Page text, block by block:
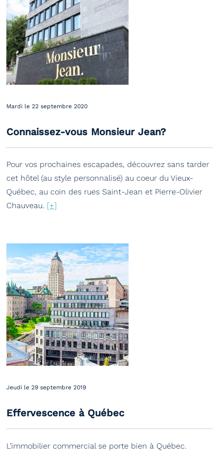
Mardi le 22 septembre 2020
Connaissez-vous Monsieur Jean?
Pour vos prochaines escapades, découvrez sans tarder
cet hôtel (au style personnalisé) au coeur du Vieux-
Québec, au coin des rues Saint-Jean et Pierre-Olivier
Chauveau. [+]
Jeudi le 29 septembre 2019
Effervescence à Québec
L’immobilier commercial se porte bien à Québec.